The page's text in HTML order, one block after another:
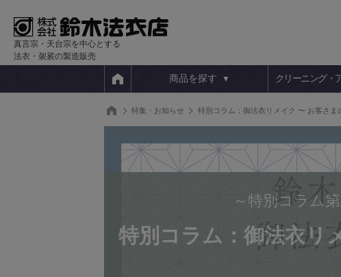
真言宗・天台宗を中心とする
法衣・袈裟の製造販売
商品を探す クリーニング・
特集・お知らせ 特別コラム：御法衣リメイク 〜 お客さま
特別コラム
特別コラム：御法衣リ